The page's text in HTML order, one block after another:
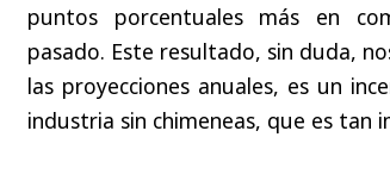
puntos porcentuales más en
pasado. Este resultado, sin duda,
las proyecciones anuales, es un
industria sin chimeneas, que es